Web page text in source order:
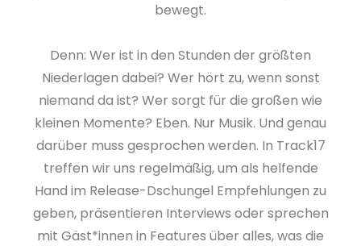
bewegt.
Denn: Wer ist in den Stunden der größten
Niederlagen dabei? Wer hört zu, wenn sonst
niemand da ist? Wer sorgt für die großen wie
kleinen Momente? Eben. Nur Musik. Und genau
darüber muss gesprochen werden. In Track17
treffen wir uns regelmäßig, um als helfende
Hand im Release-Dschungel Empfehlungen zu
geben, präsentieren Interviews oder sprechen
mit Gäst*innen in Features über alles, was die